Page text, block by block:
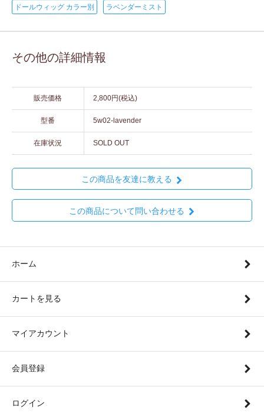
ドールウィッグ カラー別 ラベンダーミスト
その他の詳細情報
販売価格 2,800円(税込)
型番 5w02-lavender
在庫状況 SOLD OUT
この商品を友達に教える
この商品について問い合わせる
ホーム
カートを見る
マイアカウント
会員登録
ログイン